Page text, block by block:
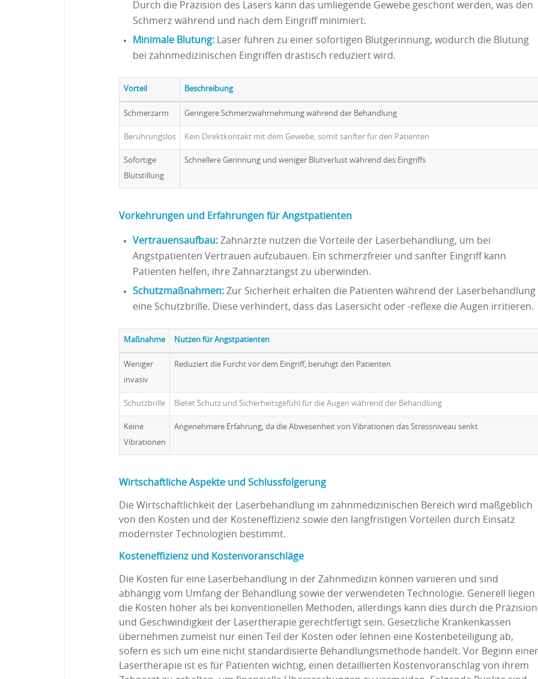
Durch die Präzision des Lasers kann das umliegende Gewebe geschont werden, was den
Schmerz während und nach dem Eingriff minimiert.
Minimale Blutung: Laser führen zu einer sofortigen Blutgerinnung, wodurch die Blutung
bei zahnmedizinischen Eingriffen drastisch reduziert wird.
Vorteil Beschreibung
Schmerzarm Geringere Schmerzwahrnehmung während der Behandlung
Berührungslos Kein Direktkontakt mit dem Gewebe, somit sanfter für den Patienten
Sofortige
Blutstillung
Schnellere Gerinnung und weniger Blutverlust während des Eingriffs
Vorkehrungen und Erfahrungen für Angstpatienten
Vertrauensaufbau: Zahnärzte nutzen die Vorteile der Laserbehandlung, um bei
Angstpatienten Vertrauen aufzubauen. Ein schmerzfreier und sanfter Eingriff kann
Patienten helfen, ihre Zahnarztangst zu überwinden.
Schutzmaßnahmen: Zur Sicherheit erhalten die Patienten während der Laserbehandlung
eine Schutzbrille. Diese verhindert, dass das Lasersicht oder -reflexe die Augen irritieren.
Maßnahme Nutzen für Angstpatienten
Weniger
invasiv
Reduziert die Furcht vor dem Eingriff, beruhigt den Patienten
Schutzbrille Bietet Schutz und Sicherheitsgefühl für die Augen während der Behandlung
Keine
Vibrationen
Angenehmere Erfahrung, da die Abwesenheit von Vibrationen das Stressniveau senkt
Wirtschaftliche Aspekte und Schlussfolgerung
Die Wirtschaftlichkeit der Laserbehandlung im zahnmedizinischen Bereich wird maßgeblich
von den Kosten und der Kosteneffizienz sowie den langfristigen Vorteilen durch Einsatz
modernster Technologien bestimmt.
Kosteneffizienz und Kostenvoranschläge
Die Kosten für eine Laserbehandlung in der Zahnmedizin können variieren und sind
abhängig vom Umfang der Behandlung sowie der verwendeten Technologie. Generell liegen
die Kosten höher als bei konventionellen Methoden, allerdings kann dies durch die Präzision
und Geschwindigkeit der Lasertherapie gerechtfertigt sein. Gesetzliche Krankenkassen
übernehmen zumeist nur einen Teil der Kosten oder lehnen eine Kostenbeteiligung ab,
sofern es sich um eine nicht standardisierte Behandlungsmethode handelt. Vor Beginn einer
Lasertherapie ist es für Patienten wichtig, einen detaillierten Kostenvoranschlag von ihrem